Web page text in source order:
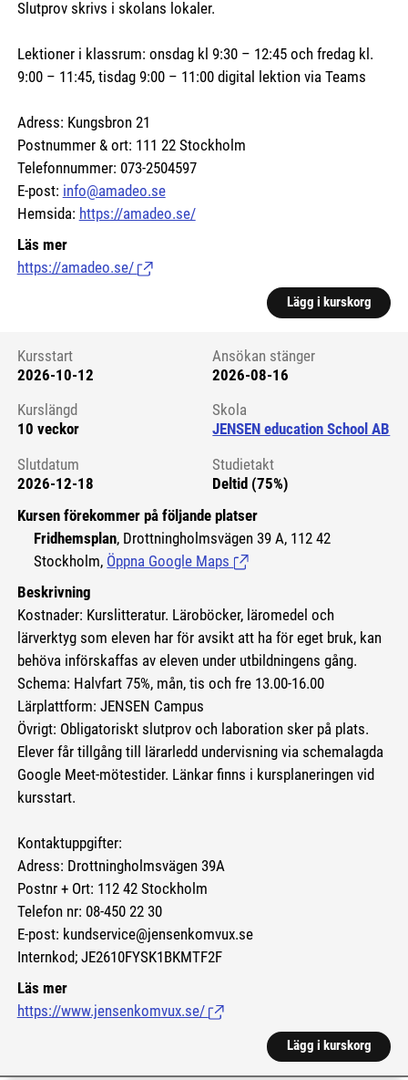
Slutprov skrivs i skolans lokaler.
Lektioner i klassrum: onsdag kl 9:30 – 12:45 och fredag kl.
9:00 – 11:45, tisdag 9:00 – 11:00 digital lektion via Teams
Adress: Kungsbron 21
Postnummer & ort: 111 22 Stockholm
Telefonnummer: 073-2504597
E-post: info@amadeo.se
Hemsida: https://amadeo.se/
Läs mer
https://amadeo.se/ (Länk till extern sida.)
Lägg i kurskorg
Kursstart 6089827
Kursstart
2026-10-12
Ansökan stänger
2026-08-16
Kurslängd
10 veckor
Skola
JENSEN education School AB
Slutdatum
2026-12-18
Studietakt
Deltid (75%)
Kursen förekommer på följande platser
Fridhemsplan, Drottningholmsvägen 39 A, 112 42
Stockholm, Öppna Google Maps (Länk till extern sida.)
Beskrivning
Kostnader: Kurslitteratur. Läroböcker, läromedel och
lärverktyg som eleven har för avsikt att ha för eget bruk, kan
behöva införskaffas av eleven under utbildningens gång.
Schema: Halvfart 75%, mån, tis och fre 13.00-16.00
Lärplattform: JENSEN Campus
Övrigt: Obligatoriskt slutprov och laboration sker på plats.
Elever får tillgång till lärarledd undervisning via schemalagda
Google Meet-mötestider. Länkar finns i kursplaneringen vid
kursstart.
Kontaktuppgifter:
Adress: Drottningholmsvägen 39A
Postnr + Ort: 112 42 Stockholm
Telefon nr: 08-450 22 30
E-post: kundservice@jensenkomvux.se
Internkod; JE2610FYSK1BKMTF2F
Läs mer
https://www.jensenkomvux.se/ (Länk till extern sida.)
Lägg i kurskorg